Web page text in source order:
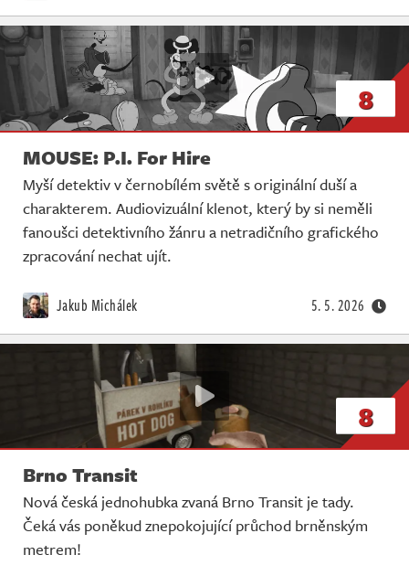
8
MOUSE: P.I. For Hire
Myší detektiv v černobílém světě s originální duší a
charakterem. Audiovizuální klenot, který by si neměli
fanoušci detektivního žánru a netradičního grafického
zpracování nechat ujít.
Jakub Michálek 5. 5. 2026
8
Brno Transit
Nová česká jednohubka zvaná Brno Transit je tady.
Čeká vás poněkud znepokojující průchod brněnským
metrem!